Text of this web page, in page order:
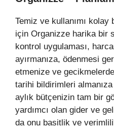
Temiz ve kullanımı
için Organizze harika bir
kontrol uygulaması,
ayırmanıza, ödenmesi
etmenize ve
tarihi bildirimleri
aylık bütçenizin tam bir
yardımcı olan gider ve
da onu basitlik ve